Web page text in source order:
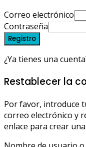
Correo electrónico
Contraseña
Registro
¿Ya tienes una
Restablecer la
Por favor, introduce
correo electrónico y
enlace para crear